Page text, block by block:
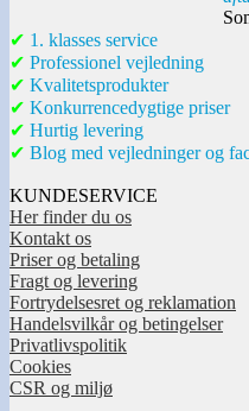
✔ 1. klasses service
✔ Professionel vejledning
✔ Kvalitetsprodukter
✔ Konkurrencedygtige priser
✔ Hurtig levering
✔ Blog med vejledninger og
KUNDESERVICE
Her finder du os
Kontakt os
Priser og betaling
Fragt og levering
Fortrydelsesret og reklamation
Handelsvilkår og betingelser
Privatlivspolitik
Cookies
CSR og miljø